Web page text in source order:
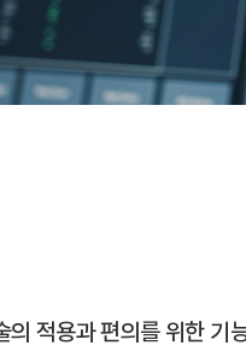
Parts
RCO
적용과 편의를 위한